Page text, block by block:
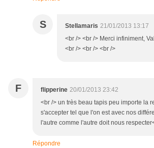
S Stellamaris 21/01/2013 13:17
<br /> <br /> Merci infiniment,
<br /> <br /> <br />
F flipperine 20/01/2013 23:42
<br /> un très beau tapis peu importe la
s'accepter tel que l'on est avec nos
l'autre comme l'autre doit nous
Répondre